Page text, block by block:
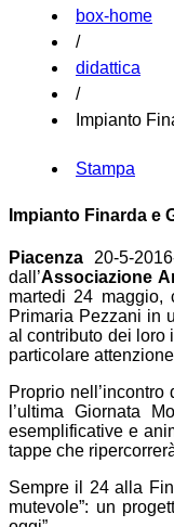
box-home
/
didattica
/
Impianto
Stampa
Impianto Finarda e
Piacenza 20-5-
dall’Associazione
martedi 24 maggio,
Primaria Pezzani in
al contributo dei loro
particolare
Proprio
l’ultima Giornata
esemplificative e
tappe che
Sempre il 24 alla
mutevole”: un